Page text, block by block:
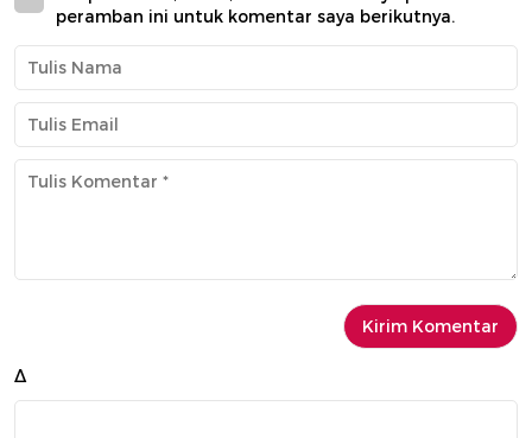
peramban ini untuk komentar saya berikutnya.
Δ